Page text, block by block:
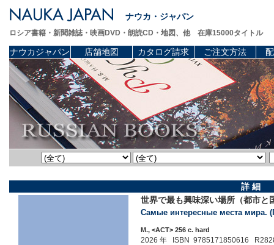
ナウカ・ジャパン
ロシア書籍・新聞雑誌・映画DVD・朗読CD・地図、他 在庫15000タイトル
ナウカジャパン 店舗地図 カタログ請求 ご注文方法
詳 細
世界で最も興味深い場所（都市
Самые интересные места мира.
М., <АСТ> 256 c. hard
2026 年 ISBN 9785171850616